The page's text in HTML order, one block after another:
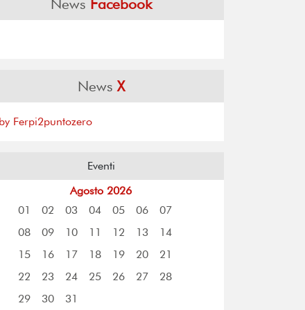
News Facebook
NewsX
Ferpi2puntozero
Eventi
Agosto 2026
01
02 03 04 05 06
07
08
09 10 11 12 13
14
15
16 17 18 19 20
21
22
23 24 25 26 27
28
29
30 31